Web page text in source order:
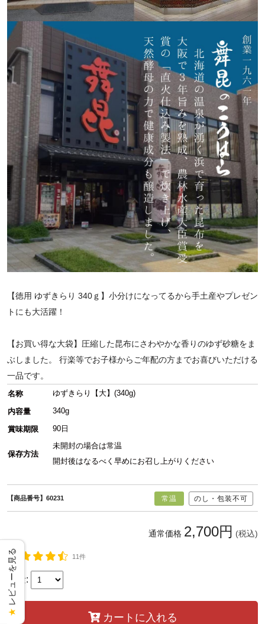
【徳用 ゆずきらり 340ｇ】小分けになってるから手土産やプレゼン
トにも大活躍！
【お買い得な大袋】圧縮した昆布にさわやかな香りのゆず砂糖をま
ぶしました。 行楽等でお子様からご年配の方までお喜びいただける
一品です。
名称 ゆずきらり【大】(340g)
内容量 340g
賞味期限 90日
保存方法
未開封の場合は常温
開封後はなるべく早めにお召し上がりください
【商品番号】60231 常温 のし・包装不可
通常価格 2,700円 (税込)
11件
数量:
カートに入れる
★
レビューを見る